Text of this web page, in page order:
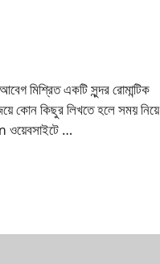
মিশ্রিত একটি সুন্দর রোমান্টিক
কোন কিছুর লিখতে হলে সময় নিয়ে
ওয়েবসাইটে …